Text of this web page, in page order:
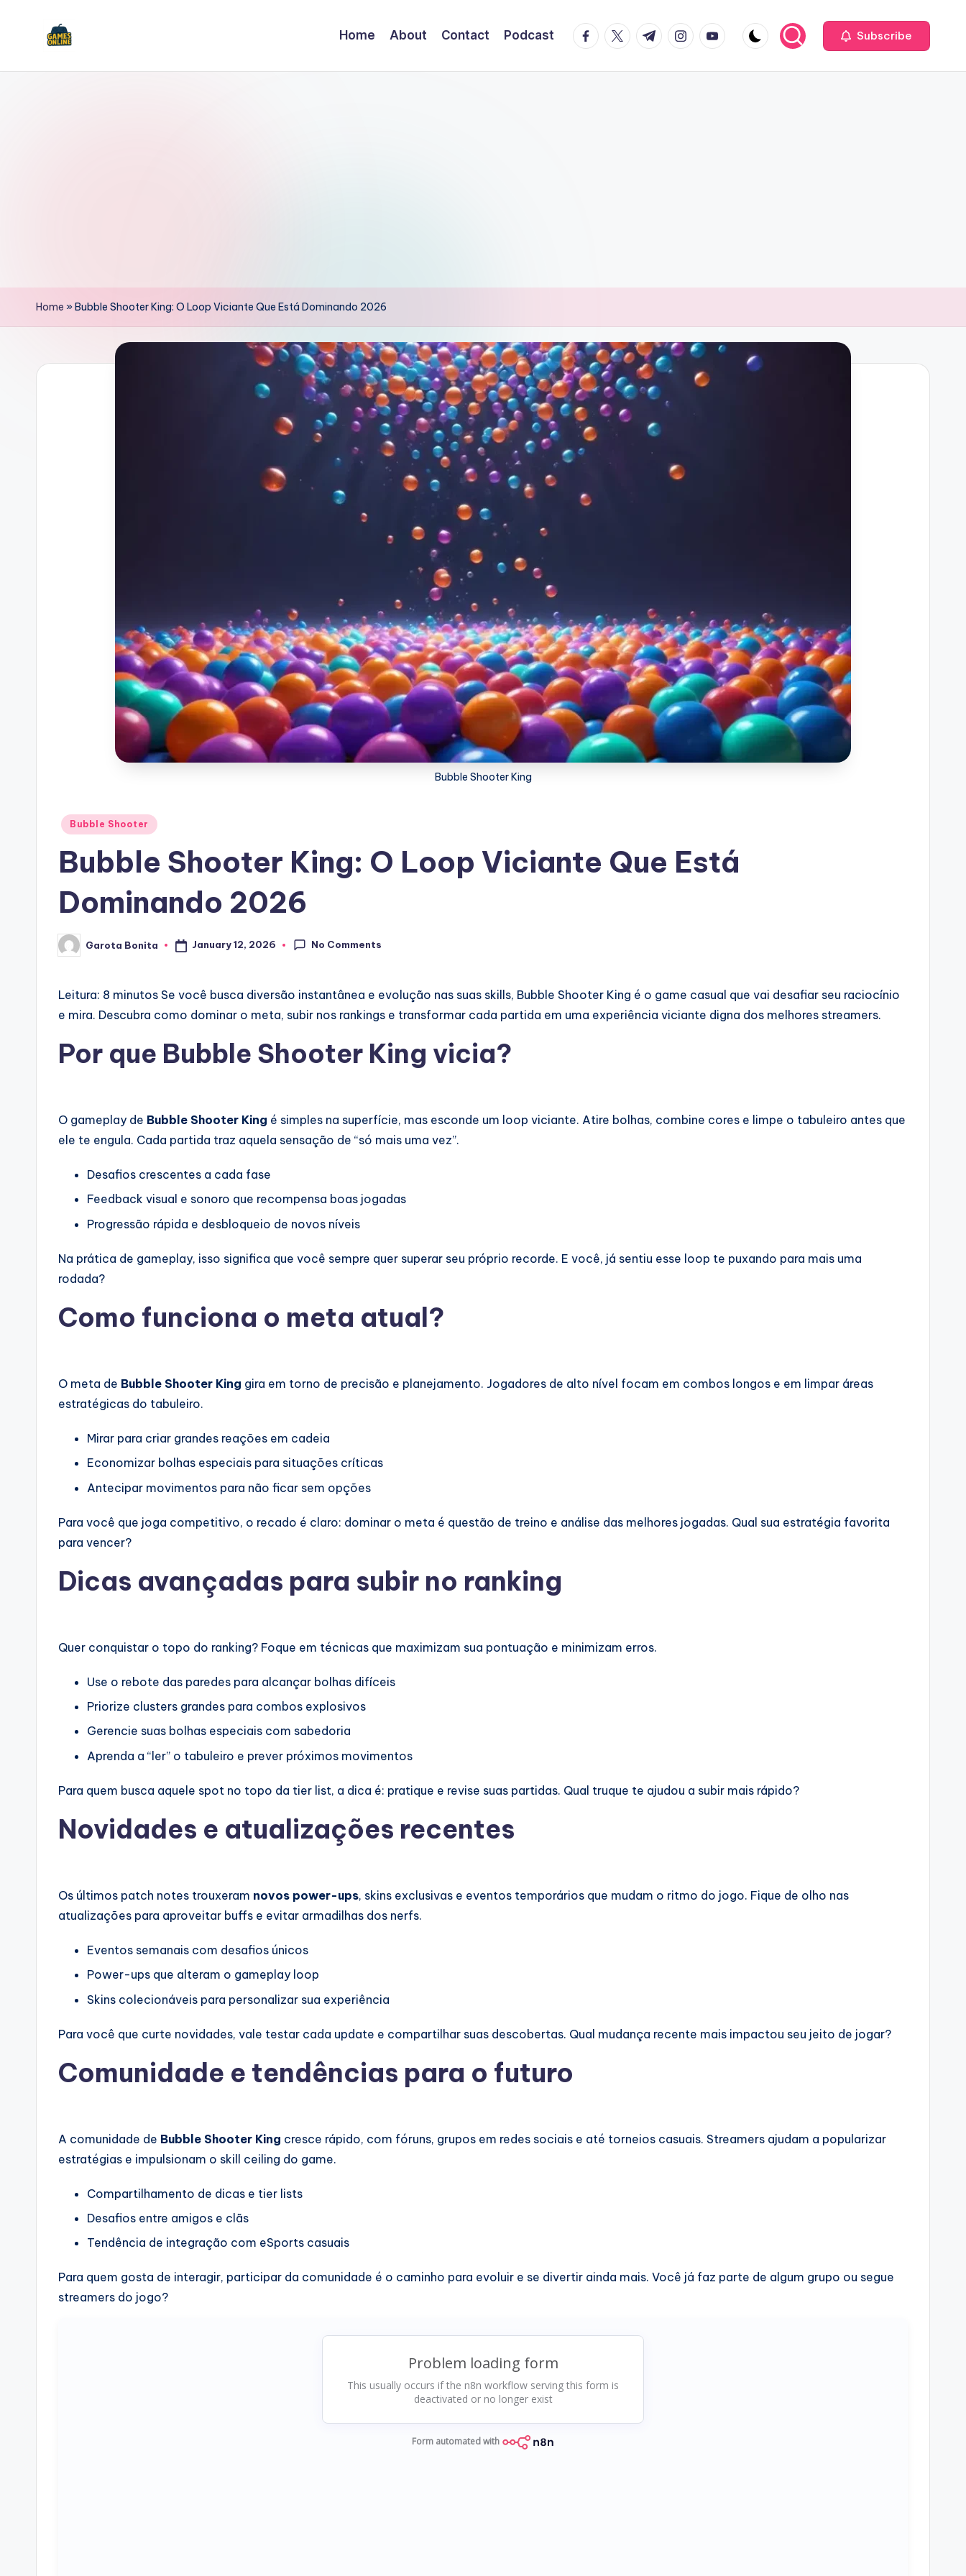
F
Home About Contact Podcast facebook.com
twitter.com
t.me instagram.com
youtube.com Subscribe
Home »Bubble Shooter King: O Loop Viciante Que Está Dominando 2026
Bubble Shooter King
Posted
Bubble Shooter
Bubble Shooter King: O Loop Viciante Que Está
Dominando 2026
Posted
by
Garota Bonita January 12, 2026 No Comments
Leitura: 8 minutos Se você busca diversão instantânea e evolução nas suas skills, Bubble Shooter King é o game casual que vai desafiar seu raciocínio
e mira. Descubra como dominar o meta, subir nos rankings e transformar cada partida em uma experiência viciante digna dos melhores streamers.
Por que Bubble Shooter King vicia?
O gameplay de Bubble Shooter King é simples na superfície, mas esconde um loop viciante. Atire bolhas, combine cores e limpe o tabuleiro antes que
ele te engula. Cada partida traz aquela sensação de “só mais uma vez”.
Desafios crescentes a cada fase
Feedback visual e sonoro que recompensa boas jogadas
Progressão rápida e desbloqueio de novos níveis
Na prática de gameplay, isso significa que você sempre quer superar seu próprio recorde. E você, já sentiu esse loop te puxando para mais uma
rodada?
Como funciona o meta atual?
O meta de Bubble Shooter King gira em torno de precisão e planejamento. Jogadores de alto nível focam em combos longos e em limpar áreas
estratégicas do tabuleiro.
Mirar para criar grandes reações em cadeia
Economizar bolhas especiais para situações críticas
Antecipar movimentos para não ficar sem opções
Para você que joga competitivo, o recado é claro: dominar o meta é questão de treino e análise das melhores jogadas. Qual sua estratégia favorita
para vencer?
Dicas avançadas para subir no ranking
Quer conquistar o topo do ranking? Foque em técnicas que maximizam sua pontuação e minimizam erros.
Use o rebote das paredes para alcançar bolhas difíceis
Priorize clusters grandes para combos explosivos
Gerencie suas bolhas especiais com sabedoria
Aprenda a “ler” o tabuleiro e prever próximos movimentos
Para quem busca aquele spot no topo da tier list, a dica é: pratique e revise suas partidas. Qual truque te ajudou a subir mais rápido?
Novidades e atualizações recentes
Os últimos patch notes trouxeram novos power-ups, skins exclusivas e eventos temporários que mudam o ritmo do jogo. Fique de olho nas
atualizações para aproveitar buffs e evitar armadilhas dos nerfs.
Eventos semanais com desafios únicos
Power-ups que alteram o gameplay loop
Skins colecionáveis para personalizar sua experiência
Para você que curte novidades, vale testar cada update e compartilhar suas descobertas. Qual mudança recente mais impactou seu jeito de jogar?
Comunidade e tendências para o futuro
A comunidade de Bubble Shooter King cresce rápido, com fóruns, grupos em redes sociais e até torneios casuais. Streamers ajudam a popularizar
estratégias e impulsionam o skill ceiling do game.
Compartilhamento de dicas e tier lists
Desafios entre amigos e clãs
Tendência de integração com eSports casuais
Para quem gosta de interagir, participar da comunidade é o caminho para evoluir e se divertir ainda mais. Você já faz parte de algum grupo ou segue
streamers do jogo?